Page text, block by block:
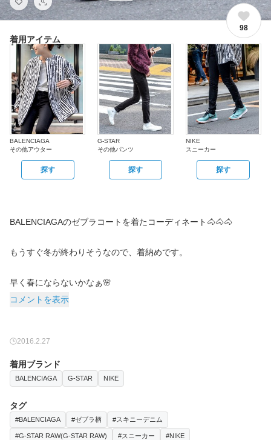
98
着用アイテム
BALENCIAGA
その他アウター
探す
G-STAR
その他パンツ
探す
NIKE
スニーカー
探す
BALENCIAGAのゼブラコートを着たコーディネート🐴🐴🐴
もうすぐ冬が終わりそうなので、着納めです。
早く春にならないかなぁ🌸
コメントを表示
2016.2.27
着用ブランド
BALENCIAGA G-STAR NIKE
タグ
#BALENCIAGA #ゼブラ柄 #スキニーデニム
#G-STAR RAW(G-STAR RAW) #スニーカー #NIKE